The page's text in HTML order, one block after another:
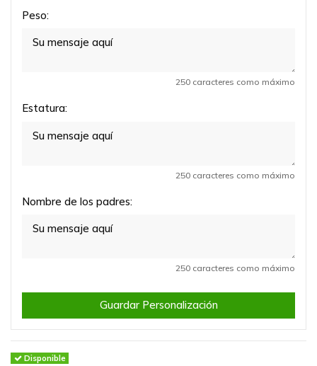
Peso:
250 caracteres como máximo
Estatura:
250 caracteres como máximo
Nombre de los padres:
250 caracteres como máximo
Guardar Personalización
Disponible